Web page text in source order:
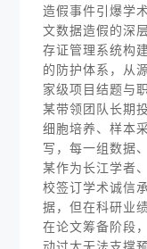
造假事件引爆学
文数据造假的深
存证管理系统构
的防护体系，从
家级项目结题与
某带领团队长期
细胞培养、样本
写，每一组数据
某作为长江学者
校签订学术诚信
据，但在科研业
在论文筹备阶段
动过大无法支撑